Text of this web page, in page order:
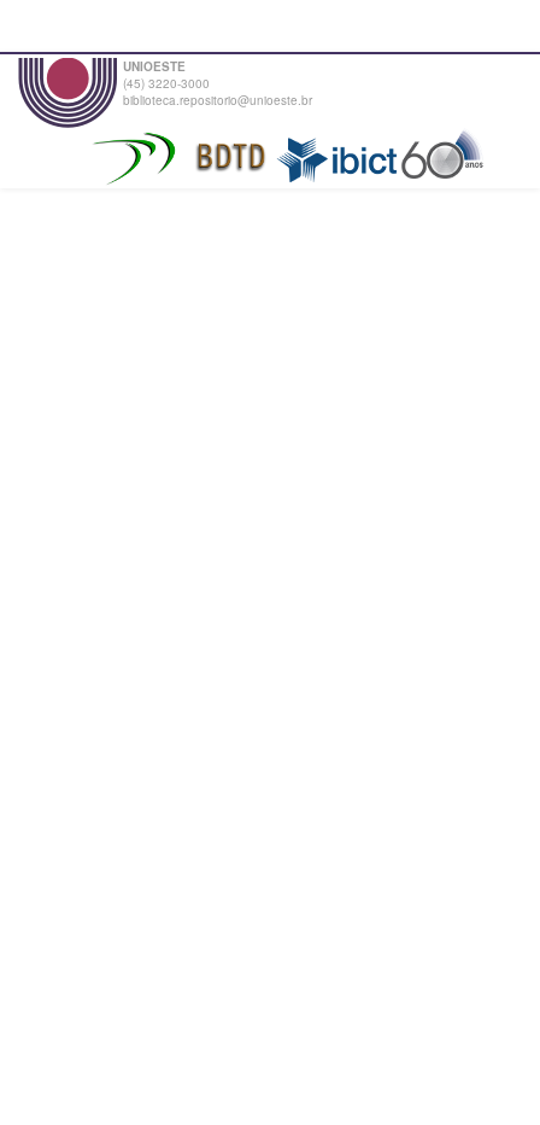
UNIOESTE
(45) 3220-3000
biblioteca.repositorio@unioeste.br